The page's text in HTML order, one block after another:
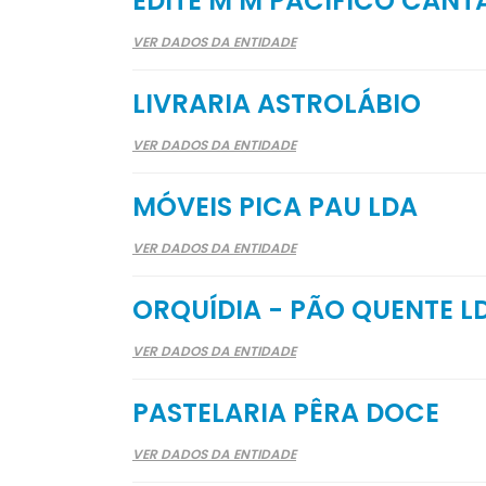
VER DADOS DA ENTIDADE
LIVRARIA ASTROLÁBIO
VER DADOS DA ENTIDADE
MÓVEIS PICA PAU LDA
VER DADOS DA ENTIDADE
ORQUÍDIA - PÃO QUENTE
VER DADOS DA ENTIDADE
PASTELARIA PÊRA DOCE
VER DADOS DA ENTIDADE